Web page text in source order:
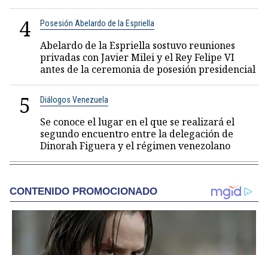
4 Posesión Abelardo de la Espriella
Abelardo de la Espriella sostuvo reuniones
privadas con Javier Milei y el Rey Felipe VI
antes de la ceremonia de posesión presidencial
5 Diálogos Venezuela
Se conoce el lugar en el que se realizará el
segundo encuentro entre la delegación de
Dinorah Figuera y el régimen venezolano